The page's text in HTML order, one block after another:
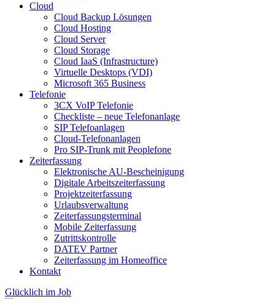
Cloud
Cloud Backup Lösungen
Cloud Hosting
Cloud Server
Cloud Storage
Cloud IaaS (Infrastructure)
Virtuelle Desktops (VDI)
Microsoft 365 Business
Telefonie
3CX VoIP Telefonie
Checkliste – neue Telefonanlage
SIP Telefoanlagen
Cloud-Telefonanlagen
Pro SIP-Trunk mit Peoplefone
Zeiterfassung
Elektronische AU-Bescheinigung
Digitale Arbeitszeiterfassung
Projektzeiterfassung
Urlaubsverwaltung
Zeiterfassungsterminal
Mobile Zeiterfassung
Zutrittskontrolle
DATEV Partner
Zeiterfassung im Homeoffice
Kontakt
Glücklich im Job